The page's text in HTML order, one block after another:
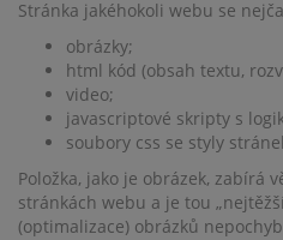
Stránka jakéhokoli webu se
obrázky;
html kód (obsah textu,
video;
javascriptové skripty s
soubory css se styly
Položka, jako je obrázek, zabírá
stránkách webu a je tou
(optimalizace) obrázků